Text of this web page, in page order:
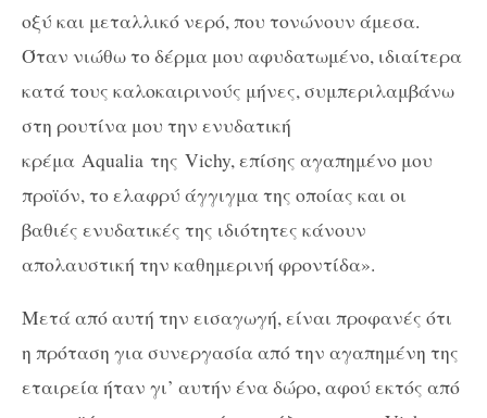
οξύ και μεταλλικό νερό, που τονώνουν άμεσα.
Όταν νιώθω το δέρμα μου αφυδατωμένο, ιδιαίτερα
κατά τους καλοκαιρινούς μήνες, συμπεριλαμβάνω
στη ρουτίνα μου την ενυδατική
κρέμα Aqualia της Vichy, επίσης αγαπημένο μου
προϊόν, το ελαφρύ άγγιγμα της οποίας και οι
βαθιές ενυδατικές της ιδιότητες κάνουν
απολαυστική την καθημερινή φροντίδα».
Μετά από αυτή την εισαγωγή, είναι προφανές ότι
η πρόταση για συνεργασία από την αγαπημένη της
εταιρεία ήταν γι’ αυτήν ένα δώρο, αφού εκτός από